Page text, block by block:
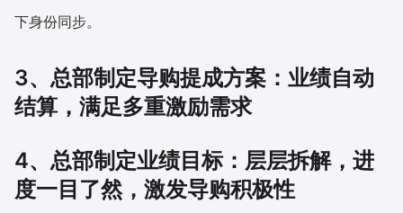
下身份同步。
3、总部制定导购提成方案：业绩自动
结算，满足多重激励需求
4、总部制定业绩目标：层层拆解，进
度一目了然，激发导购积极性